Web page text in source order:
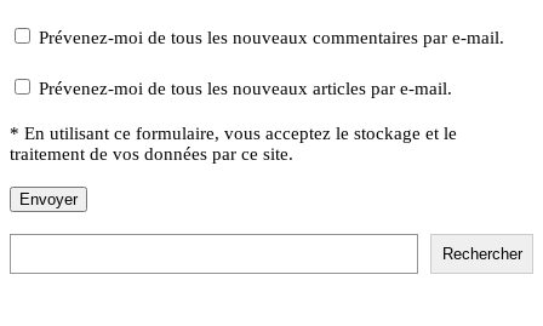
Prévenez-moi de tous les nouveaux commentaires par e-mail.
Prévenez-moi de tous les nouveaux articles par e-mail.
* En utilisant ce formulaire, vous acceptez le stockage et le
traitement de vos données par ce site.
Rechercher